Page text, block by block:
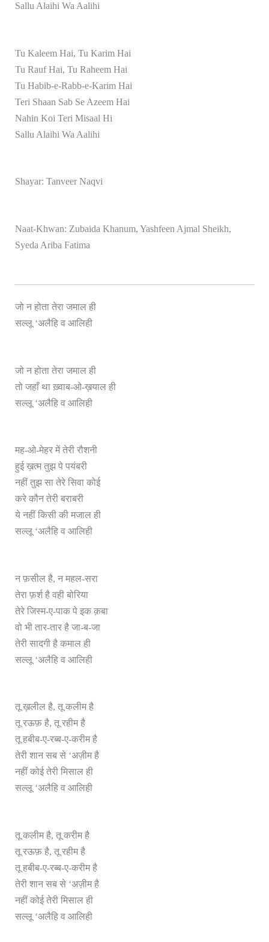
Sallu Alaihi Wa Aalihi
Tu Kaleem Hai, Tu Karim Hai
Tu Rauf Hai, Tu Raheem Hai
Tu Habib-e-Rabb-e-Karim Hai
Teri Shaan Sab Se Azeem Hai
Nahin Koi Teri Misaal Hi
Sallu Alaihi Wa Aalihi
Shayar: Tanveer Naqvi
Naat-Khwan: Zubaida Khanum, Yashfeen Ajmal Sheikh,
Syeda Ariba Fatima
जो न होता तेरा जमाल ही
सल्लू ‘अलैहि व आलिही
जो न होता तेरा जमाल ही
तो जहाँ था ख़्वाब-ओ-ख़याल ही
सल्लू ‘अलैहि व आलिही
मह-ओ-मेहर में तेरी रौशनी
हुई ख़त्म तुझ पे पयंबरी
नहीं तुझ सा तेरे सिवा कोई
करे कौन तेरी बराबरी
ये नहीं किसी की मजाल ही
सल्लू ‘अलैहि व आलिही
न फ़सील है, न महल-सरा
तेरा फ़र्श है वही बोरिया
तेरे जिस्म-ए-पाक पे इक क़बा
वो भी तार-तार है जा-ब-जा
तेरी सादगी है कमाल ही
सल्लू ‘अलैहि व आलिही
तू ख़लील है, तू कलीम है
तू रऊफ़ है, तू रहीम है
तू हबीब-ए-रब्ब-ए-करीम है
तेरी शान सब से ‘अज़ीम है
नहीं कोई तेरी मिसाल ही
सल्लू ‘अलैहि व आलिही
तू कलीम है, तू करीम है
तू रऊफ़ है, तू रहीम है
तू हबीब-ए-रब्ब-ए-करीम है
तेरी शान सब से ‘अज़ीम है
नहीं कोई तेरी मिसाल ही
सल्लू ‘अलैहि व आलिही